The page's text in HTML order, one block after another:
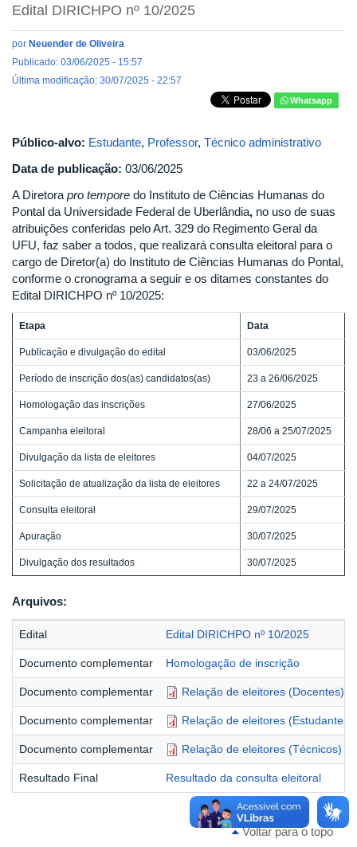
Edital DIRICHPO nº 10/2025
por Neuender de Oliveira
Publicado: 03/06/2025 - 15:57
Última modificação: 30/07/2025 - 22:57
Whatsapp
Público-alvo: Estudante, Professor, Técnico administrativo
Data de publicação: 03/06/2025
A Diretora pro tempore do Instituto de Ciências Humanas do
Pontal da Universidade Federal de Uberlândia, no uso de suas
atribuições conferidas pelo Art. 329 do Regimento Geral da
UFU, faz saber a todos, que realizará consulta eleitoral para o
cargo de Diretor(a) do Instituto de Ciências Humanas do Pontal,
conforme o cronograma a seguir e os ditames constantes do
Edital DIRICHPO nº 10/2025:
Etapa Data
Publicação e divulgação do edital 03/06/2025
Período de inscrição dos(as) candidatos(as) 23 a 26/06/2025
Homologação das inscrições 27/06/2025
Campanha eleitoral 28/06 a 25/07/2025
Divulgação da lista de eleitores 04/07/2025
Solicitação de atualização da lista de eleitores 22 a 24/07/2025
Consulta eleitoral 29/07/2025
Apuração 30/07/2025
Divulgação dos resultados 30/07/2025
Arquivos:
Edital Edital DIRICHPO nº 10/2025
Documento complementar Homologação de inscrição
Documento complementar Relação de eleitores (Docentes)
Documento complementar Relação de eleitores (Estudantes)
Documento complementar Relação de eleitores (Técnicos)
Resultado Final Resultado da consulta eleitoral
Voltar para o topo